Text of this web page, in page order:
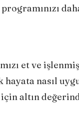
et ve
nasıl
için altın